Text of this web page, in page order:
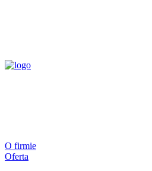
O firmie
Oferta